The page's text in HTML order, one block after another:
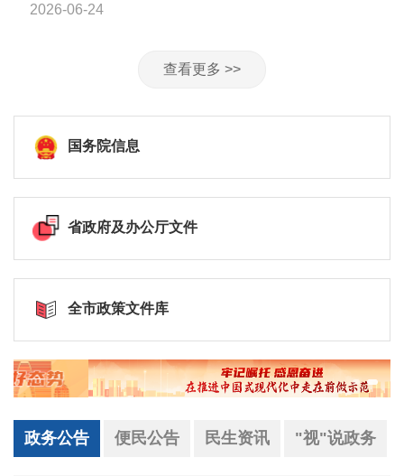
2026-06-24
查看更多 >>
国务院信息
省政府及办公厅文件
全市政策文件库
政务公告 便民公告 民生资讯 "视"说政务